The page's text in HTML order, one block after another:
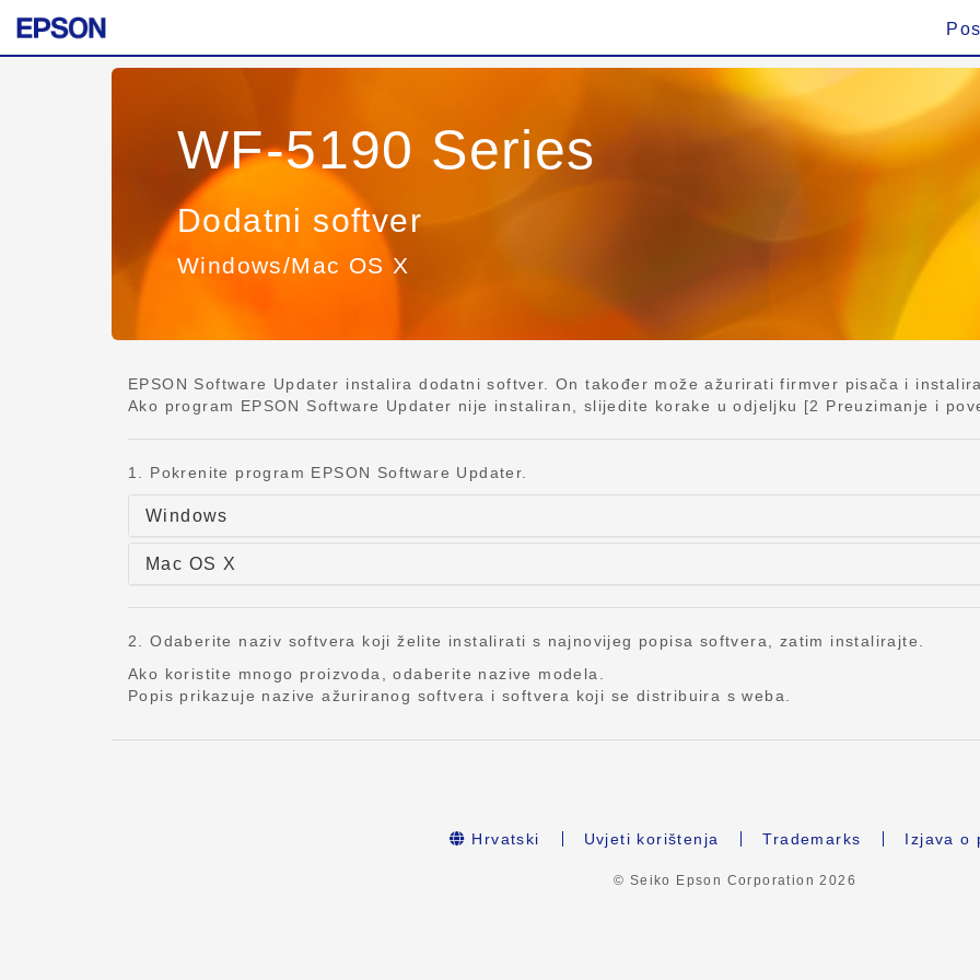
WF-5190 Series
Dodatni softver
Windows/Mac OS X
EPSON Software Updater instalira dodatni softver. On također može ažurirati firmver pisača i
Ako program EPSON Software Updater nije instaliran, slijedite korake u odjeljku [2 Preuzimanje i
1. Pokrenite program EPSON Software Updater.
Windows
Mac OS X
2. Odaberite naziv softvera koji želite instalirati s najnovijeg popisa softvera, zatim instalirajte.
Ako koristite mnogo proizvoda, odaberite nazive modela.
Popis prikazuje nazive ažuriranog softvera i softvera koji se distribuira s weba.
Hrvatski Uvjeti korištenja Trademarks Izjava o
© Seiko Epson Corporation2026